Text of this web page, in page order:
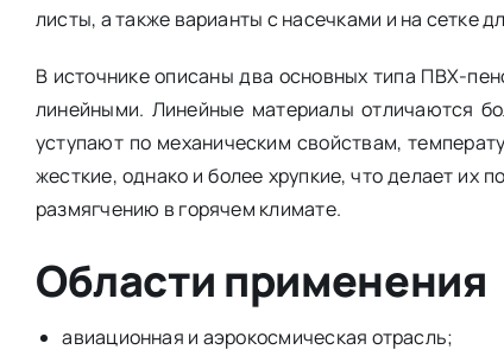
листы, а также варианты с насечками и на сетке
В источнике описаны два основных типа ПВХ-
линейными. Линейные материалы отличаются
уступают по механическим свойствам,
жесткие, однако и более хрупкие, что делает их
размягчению в горячем климате.
Области применения
авиационная и аэрокосмическая отрасль;